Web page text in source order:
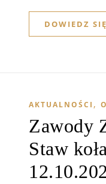
DOWIEDZ
AKTUALNOŚCI ,
Zawody
Staw